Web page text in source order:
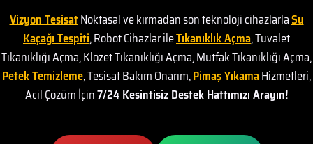
Vizyon TesisatNoktasal ve kırmadan son teknoloji cihazlarlaSu
Kaçağı Tespiti, Robot Cihazlar ileTıkanıklık Açma, Tuvalet
Tıkanıklığı Açma, Klozet Tıkanıklığı Açma, Mutfak Tıkanıklığı Açma,
Petek Temizleme, Tesisat Bakım Onarım,Pimaş YıkamaHizmetleri,
Acil Çözüm İçin7/24 Kesintisiz Destek Hattımızı Arayın!